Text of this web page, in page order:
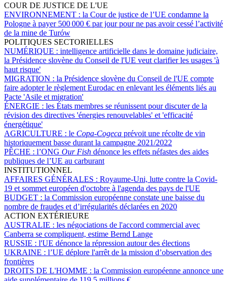
COUR DE JUSTICE DE L'UE
ENVIRONNEMENT : la Cour de justice de l’UE condamne la
Pologne à payer 500 000 € par jour pour ne pas avoir cessé l’activité
de la mine de Turów
POLITIQUES SECTORIELLES
NUMÉRIQUE : intelligence artificielle dans le domaine judiciaire,
la Présidence slovène du Conseil de l'UE veut clarifier les usages 'à
haut risque'
MIGRATION : la Présidence slovène du Conseil de l'UE compte
faire adopter le règlement Eurodac en enlevant les éléments liés au
Pacte 'Asile et migration'
ÉNERGIE : les États membres se réunissent pour discuter de la
révision des directives 'énergies renouvelables' et 'efficacité
énergétique'
AGRICULTURE : le Copa-Cogeca prévoit une récolte de vin
historiquement basse durant la campagne 2021/2022
PÊCHE : l’ONG Our Fish dénonce les effets néfastes des aides
publiques de l’UE au carburant
INSTITUTIONNEL
AFFAIRES GÉNÉRALES : Royaume-Uni, lutte contre la Covid-
19 et sommet européen d'octobre à l'agenda des pays de l'UE
BUDGET : la Commission européenne constate une baisse du
nombre de fraudes et d’irrégularités déclarées en 2020
ACTION EXTÉRIEURE
AUSTRALIE : les négociations de l'accord commercial avec
Canberra se compliquent, estime Bernd Lange
RUSSIE : l'UE dénonce la répression autour des élections
UKRAINE : l’UE déplore l'arrêt de la mission d’observation des
frontières
DROITS DE L'HOMME : la Commission européenne annonce une